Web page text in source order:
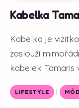
Kabelka
Kabelka je
zaslouží
kabelek Tamaris
LIFESTYLE |